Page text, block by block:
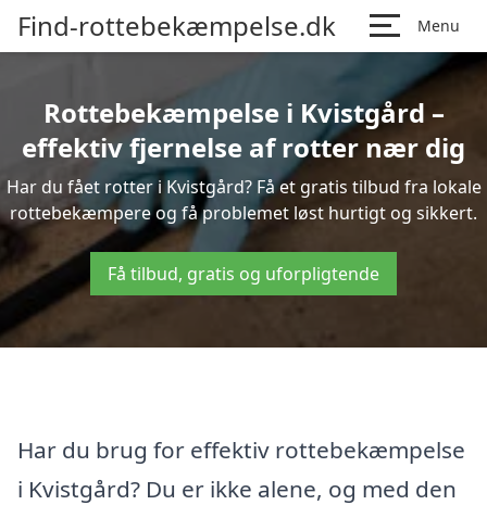
Find-rottebekæmpelse.dk Menu
Rottebekæmpelse i Kvistgård –
effektiv fjernelse af rotter nær dig
Har du fået rotter i Kvistgård? Få et gratis tilbud fra lokale
rottebekæmpere og få problemet løst hurtigt og sikkert.
Få tilbud, gratis og uforpligtende
Har du brug for effektiv rottebekæmpelse
i Kvistgård? Du er ikke alene, og med den